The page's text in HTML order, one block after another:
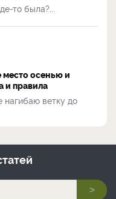
то была?...
осенью и
и правила
нагибаю ветку до
>